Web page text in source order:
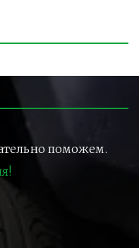
поможем.